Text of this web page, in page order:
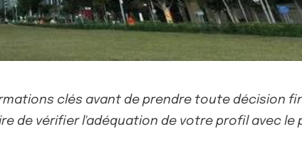
clés avant de prendre toute décision
de vérifier l'adéquation de votre profil avec